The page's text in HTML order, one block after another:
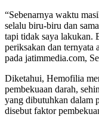
“Sebenarnya waktu
selalu biru-biru dan
tapi tidak saya lakukan.
periksakan dan ternyata
pada jatimmedia.com,
Diketahui, Hemofilia
pembekuaan darah,
yang dibutuhkan dalam
disebut faktor